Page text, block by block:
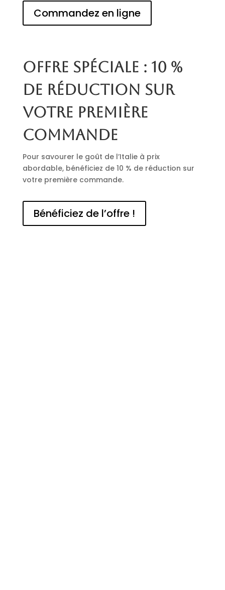
Commandez en ligne
Offre spéciale : 10 %
de réduction sur
votre première
commande
Pour savourer le goût de l’Italie à prix
abordable, bénéficiez de 10 % de réduction sur
votre première commande.
Bénéficiez de l’offre !